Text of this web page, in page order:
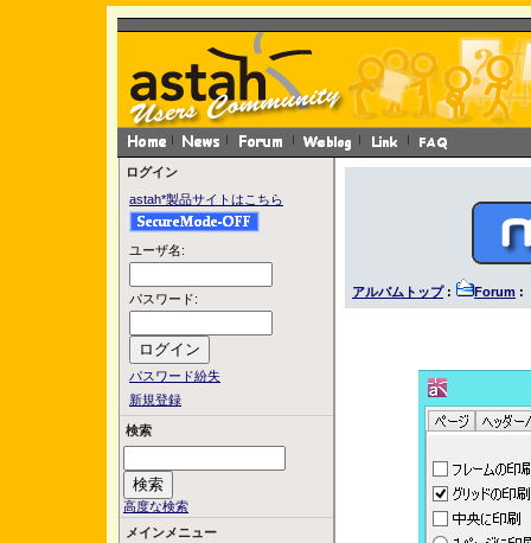
ログイン
astah*製品サイトはこちら
ユーザ名:
パスワード:
パスワード紛失
新規登録
検索
高度な検索
メインメニュー
アルバムトップ: Forum :